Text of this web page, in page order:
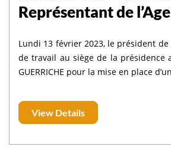
Représentant de
Lundi 13 février 2023, le président de
de travail au siège de la présidence
GUERRICHE pour la mise en place
View Details